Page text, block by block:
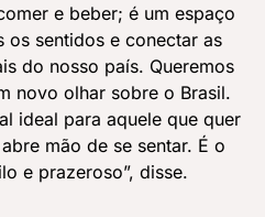
e beber; é um espaço
sentidos e conectar as
do nosso país. Queremos
novo olhar sobre o Brasil.
ideal para aquele que quer
mão de se sentar. É o
e prazeroso”, disse.